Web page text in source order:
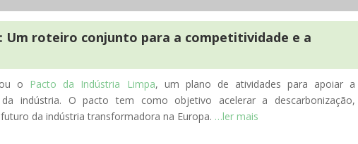
Um roteiro conjunto para a competitividade e a
o Pacto da Indústria Limpa, um plano de atividades para apoiar a
indústria. O pacto tem como objetivo acelerar a descarbonização,
da indústria transformadora na Europa. …ler mais